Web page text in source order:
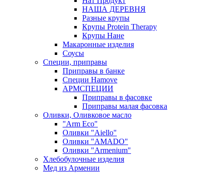
НАША ДЕРЕВНЯ
Разные крупы
Крупы Protein Therapy
Крупы Нане
Макаронные изделия
Соусы
Специи, приправы
Приправы в банке
Специи Hamove
АРМСПЕЦИИ
Приправы в фасовке
Приправы малая фасовка
Оливки, Оливковое масло
"Arm Eco"
Оливки "Aiello"
Оливки "AMADO"
Оливки "Armenium"
Хлебобулочные изделия
Мед из Армении